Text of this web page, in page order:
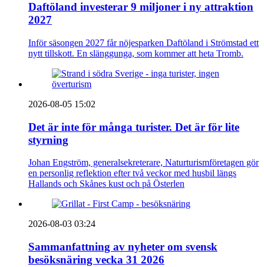
Daftöland investerar 9 miljoner i ny attraktion
2027
Inför säsongen 2027 får nöjesparken Daftöland i Strömstad ett
nytt tillskott. En slänggunga, som kommer att heta Tromb.
2026-08-05 15:02
Det är inte för många turister. Det är för lite
styrning
Johan Engström, generalsekreterare, Naturturismföretagen gör
en personlig reflektion efter två veckor med husbil längs
Hallands och Skånes kust och på Österlen
2026-08-03 03:24
Sammanfattning av nyheter om svensk
besöksnäring vecka 31 2026